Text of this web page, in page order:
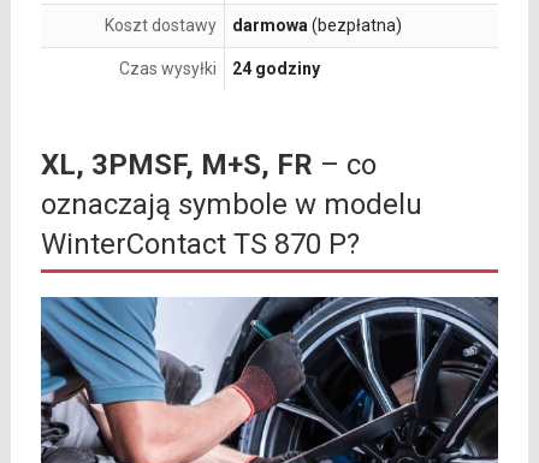
Koszt dostawy darmowa (bezpłatna)
Czas wysyłki 24 godziny
XL, 3PMSF, M+S, FR – co
oznaczają symbole w modelu
WinterContact TS 870 P?